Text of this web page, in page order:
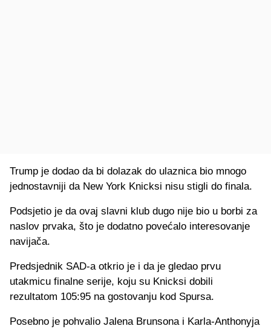
Trump je dodao da bi dolazak do ulaznica bio mnogo
jednostavniji da New York Knicksi nisu stigli do finala.
Podsjetio je da ovaj slavni klub dugo nije bio u borbi za
naslov prvaka, što je dodatno povećalo interesovanje
navijača.
Predsjednik SAD-a otkrio je i da je gledao prvu
utakmicu finalne serije, koju su Knicksi dobili
rezultatom 105:95 na gostovanju kod Spursa.
Posebno je pohvalio Jalena Brunsona i Karla-Anthonyja